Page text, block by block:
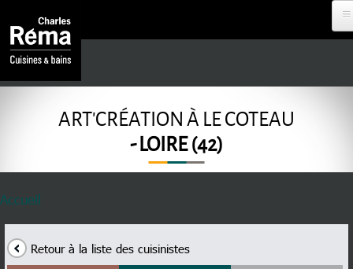
REVENDEUR
MAGASIN
ART'CRÉATION À LE COTEAU
- LOIRE (42)
Fil d'Ariane
Accueil
Retour à la liste des cuisinistes